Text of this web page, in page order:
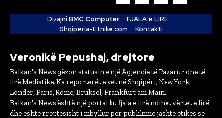
Dizajni:BMC Computer
FJALA e LIRË
Shqipëria-Etnike.com
Kontakti
Veronikë Pepushaj, drejtore
Balkan's News gëzon statusin e një Agjencie të Pavarur dhe të
lirë Mediatike. Ka reporterët e vet në Shqipëri, New York,
Londër, Paris, Romë, Bruksel, Frankfurt am Main.
Balkan's News është një portal ku fjala e lirë ndihet vërtet e lirë
dhe është rreptësisht i mbyllur për publikime jashtë etikës së